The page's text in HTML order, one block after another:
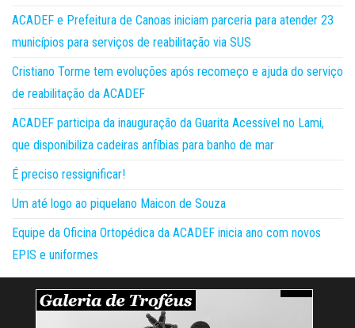
ACADEF e Prefeitura de Canoas iniciam parceria para atender 23
municípios para serviços de reabilitação via SUS
Cristiano Torme tem evoluções após recomeço e ajuda do serviço
de reabilitação da ACADEF
ACADEF participa da inauguração da Guarita Acessível no Lami,
que disponibiliza cadeiras anfíbias para banho de mar
É preciso ressignificar!
Um até logo ao piquelano Maicon de Souza
Equipe da Oficina Ortopédica da ACADEF inicia ano com novos
EPIS e uniformes